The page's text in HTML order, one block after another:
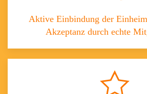
Aktive Einbindung der
Akzeptanz durch echte